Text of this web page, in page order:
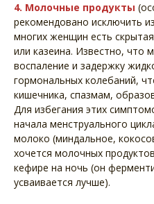
4. Молочные продукты
рекомендовано исключить
многих женщин есть
или казеина. Известно, что
воспаление и задержку
гормональных колебаний,
кишечника, спазмам,
Для избегания этих
начала менструального
молоко (миндальное,
хочется молочных
кефире на ночь (он
усваивается лучше).